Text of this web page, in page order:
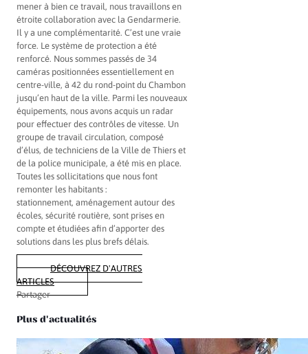
mener à bien ce travail, nous travaillons en
étroite collaboration avec la Gendarmerie.
Il y a une complémentarité. C’est une vraie
force. Le système de protection a été
renforcé. Nous sommes passés de 34
caméras positionnées essentiellement en
centre-ville, à 42 du rond-point du Chambon
jusqu’en haut de la ville. Parmi les nouveaux
équipements, nous avons acquis un radar
pour effectuer des contrôles de vitesse. Un
groupe de travail circulation, composé
d’élus, de techniciens de la Ville de Thiers et
de la police municipale, a été mis en place.
Toutes les sollicitations que nous font
remonter les habitants :
stationnement, aménagement autour des
écoles, sécurité routière, sont prises en
compte et étudiées afin d’apporter des
solutions dans les plus brefs délais.
DÉCOUVREZ D'AUTRES
ARTICLES
Partager
Plus d'actualités